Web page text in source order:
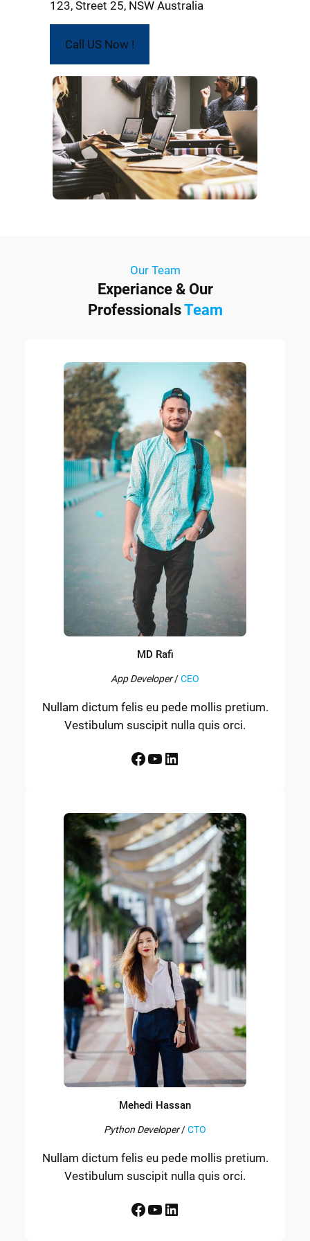
123, Street 25, NSW Australia
Call US Now !
Our Team
Experiance & Our
ProfessionalsTeam
MD Rafi
App Developer/CEO
Nullam dictum felis eu pede mollis pretium.
Vestibulum suscipit nulla quis orci.
Facebook YouTube LinkedIn
Mehedi Hassan
Python Developer/CTO
Nullam dictum felis eu pede mollis pretium.
Vestibulum suscipit nulla quis orci.
Facebook YouTube LinkedIn